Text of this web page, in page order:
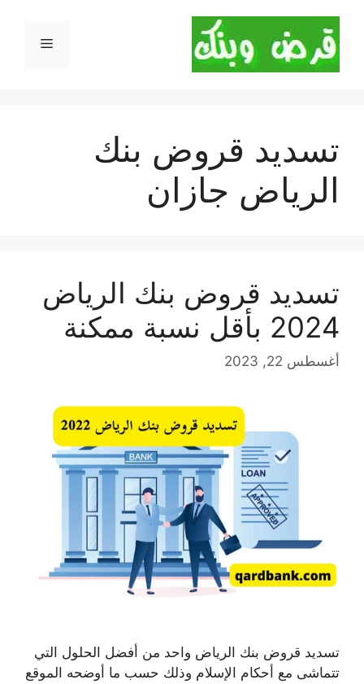
المحتوى
القائمة
تسديد قروض بنك
الرياض جازان
تسديد قروض بنك الرياض
2024 بأقل نسبة ممكنة
أغسطس 22, 2023
تسديد قروض بنك الرياض واحد من أفضل الحلول التي
تتماشى مع أحكام الإسلام وذلك حسب ما أوضحه الموقع